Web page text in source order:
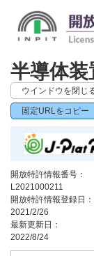
半導体
ウインドウを閉じ
固定URLをコピー
開放特許情報番号：
L2021000211
開放特許情報登録日：
2021/2/26
最新更新日：
2022/8/24